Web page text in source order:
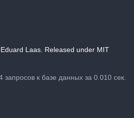
Laas. Released under MIT
запросов к базе данных за 0.010 сек.